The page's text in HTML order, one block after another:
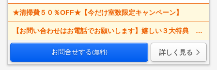
★清掃費５０％OFF★【今だけ室数限定キャンペーン】
【お問い合わせはお電話でお願いします】嬉しい３大特典 賃料大幅値下げ！ 寝具一式＆ベッドメイキング無料＋α
お問合せする(無料) 詳しく見る